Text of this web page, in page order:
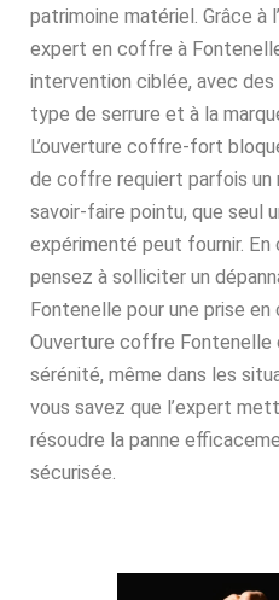
patrimoine matériel. Grâce à
expert en coffre à
intervention ciblée, avec
type de serrure et à la
L’ouverture coffre-fort
de coffre requiert parfois un
savoir-faire pointu, que seul
expérimenté peut fournir.
pensez à solliciter un
Fontenelle pour une prise en
Ouverture coffre Fontenelle
sérénité, même dans les
vous savez que l’expert
résoudre la panne
sécurisée.